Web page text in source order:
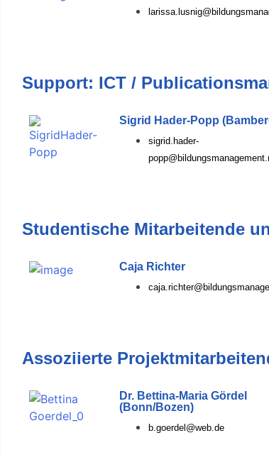
Support: ICT /
Sigrid Hader-Popp
sigrid.hader-
Studentische Mitarbeitende
Caja Richter
Assoziierte
Dr. Bettina-Maria Gördel
(Bonn/Bozen)
b.goerdel@web.de